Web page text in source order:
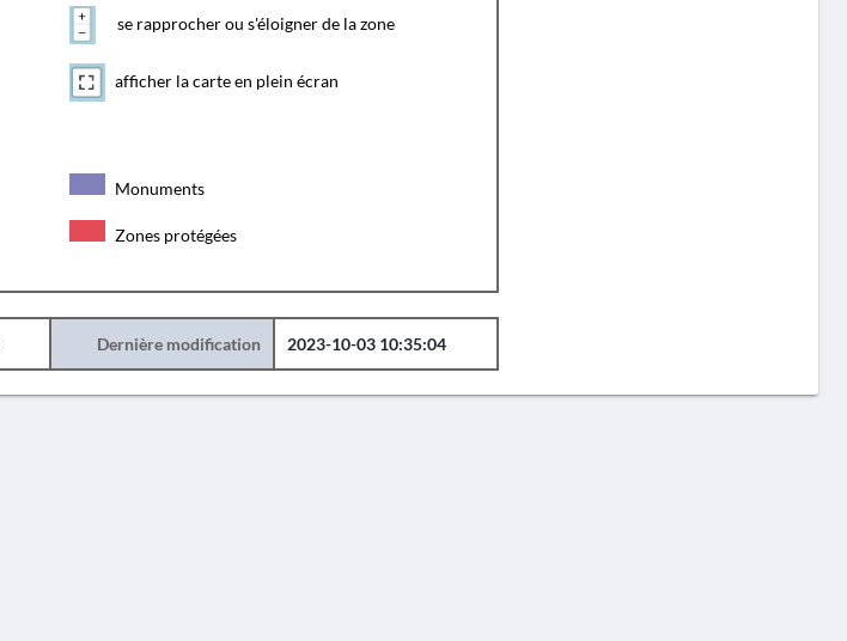
se rapprocher ou s'éloigner de la zone
afficher la carte en plein écran
Monuments
Zones protégées
Dernière modification 2023-10-03 10:35:04